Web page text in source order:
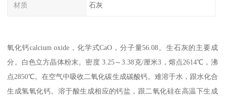
材质 石灰
氧化钙calcium oxide，化学式CaO，分子量56.08。生石灰的主要成
分。白色立方晶体粉末。密度 3.25～3.38克/厘米3，熔点2614℃，沸
点2850℃。在空气中吸收二氧化碳生成碳酸钙。难溶于水，跟水化合
生成氢氧化钙。溶于酸生成相应的钙盐，跟二氧化硅在高温下生成